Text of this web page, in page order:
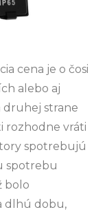
cena je o čosi
alebo aj
druhej strane
rozhodne vráti
spotrebujú
spotrebu
bolo
dlhú dobu,